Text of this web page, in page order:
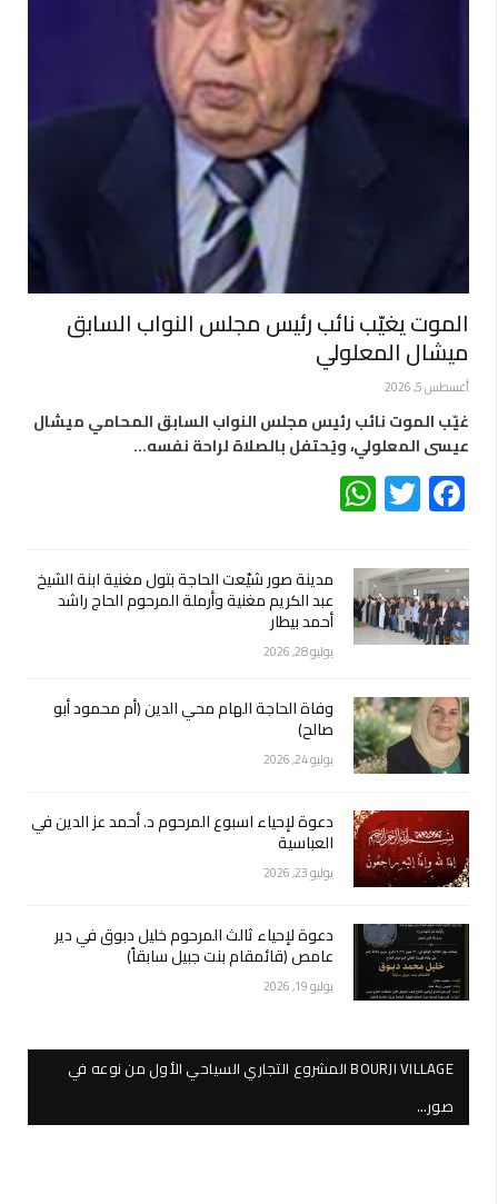
الموت يغيّب نائب رئيس مجلس النواب السابق
ميشال المعلولي
أغسطس 5, 2026
غيّب الموت نائب رئيس مجلس النواب السابق المحامي ميشال
عيسى المعلولي، ويُحتفل بالصلاة لراحة نفسه…
Facebook
Twitter
مدينة صور شيّعت الحاجة بتول مغنية ابنة الشيخ
عبد الكريم مغنية وأرملة المرحوم الحاج راشد
أحمد بيطار
يوليو 28, 2026
وفاة الحاجة الهام محي الدين (أم محمود أبو
صالح)
يوليو 24, 2026
دعوة لإحياء اسبوع المرحوم د. أحمد عز الدين في
العباسية
يوليو 23, 2026
دعوة لإحياء ثالث المرحوم خليل دبوق في دير
عامص (قائمقام بنت جبيل سابقاً)
يوليو 19, 2026
BOURJI VILLAGE المشروع التجاري السياحي الأول من نوعه في
صور…